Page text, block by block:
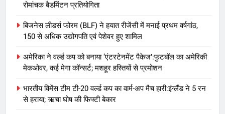
रोमांचक बैडमिंटन प्रतियोगिता
बिजनेस लीडर्स फोरम (BLF) ने हयात रीजेंसी में मनाई प्रथम वर्षगांठ,
150 से अधिक उद्योगपति एवं पेशेवर हुए शामिल
अमेरिका ने वर्ल्ड कप को बनाया ‘एंटरटेनमेंट पैकेज’:फुटबॉल का अमेरिकी
मेकओवर, कई मेगा कॉन्सर्ट; मशहूर हस्तियों से प्रमोशन
भारतीय विमेंस टीम टी-20 वर्ल्ड कप का वार्म-अप मैच हारी:इंग्लैंड ने 5 रन
से हराया; ऋचा घोष की फिफ्टी बेकार